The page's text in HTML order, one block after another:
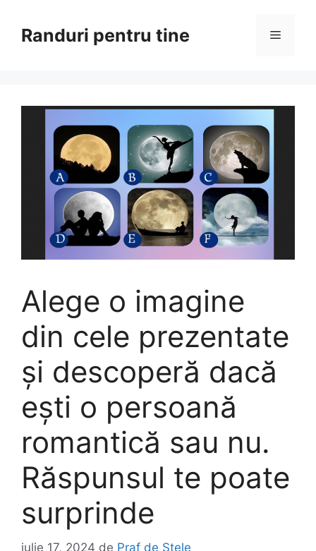
conținutRanduri pentru tine Meniu
Alege o imagine
din cele prezentate
și descoperă dacă
ești o persoană
romantică sau nu.
Răspunsul te poate
surprinde
iulie 17, 2024 de Praf de Stele